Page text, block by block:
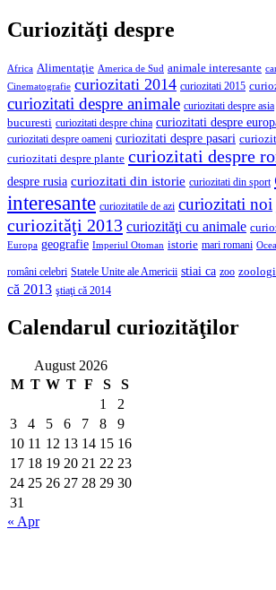
Curiozităţi despre
Africa Alimentaţie America de Sud animale interesante
Cinematografie curiozitati 2014 curiozitati 2015
curiozitati despre animale curiozitati despre asia
bucuresti curiozitati despre china curiozitati despre
curiozitati despre oameni curiozitati despre pasari
curiozitati despre plante curiozitati despre
despre rusia curiozitati din istorie curiozitati din sport
interesante curiozitatile de azi curiozitati noi
curiozităţi 2013 curiozităţi cu animale
Europa geografie Imperiul Otoman istorie mari romani
români celebri Statele Unite ale Americii stiai ca zoo
că 2013 ştiaţi că 2014
Calendarul curiozităţilor
August 2026
M T W T F S
S
1
2
3
4 5 6 7 8
9
10 11 12 13 14 15 16
17 18 19 20 21 22 23
24 25 26 27 28 29 30
31
« Apr